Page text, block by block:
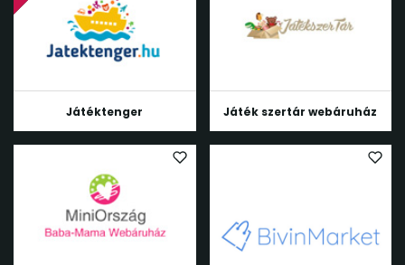
Játéktenger Játék szertár webáruház